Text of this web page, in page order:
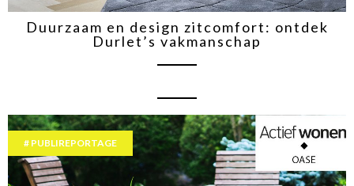
Duurzaam en design zitcomfort: ontdek
Durlet’s vakmanschap
PUBLIREPORTAGE